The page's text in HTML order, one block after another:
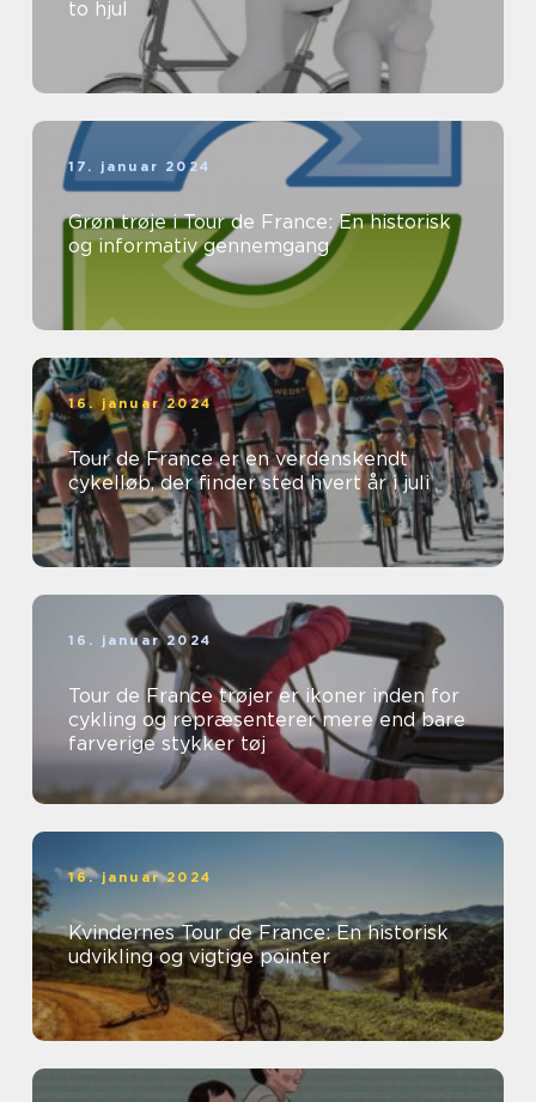
to hjul
17. januar 2024
Grøn trøje i Tour de France: En historisk
og informativ gennemgang
16. januar 2024
Tour de France er en verdenskendt
cykelløb, der finder sted hvert år i juli
16. januar 2024
Tour de France trøjer er ikoner inden for
cykling og repræsenterer mere end bare
farverige stykker tøj
16. januar 2024
Kvindernes Tour de France: En historisk
udvikling og vigtige pointer